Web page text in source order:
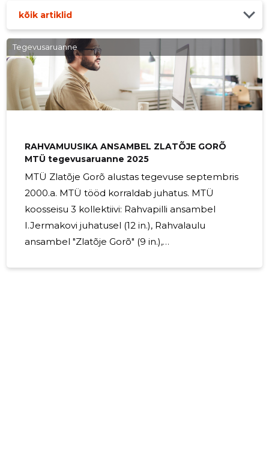
esinemistel. Kollektiivi esinemiste, kontsertide,
etenduste, võistluste, näituste jm publikule suunatud
tegevuste loetelu kuupäevade ja kohtadega (s.h.
välismaal): 20.03 Rahvusvaheline konkurss Leedus
Vilnius, Lietuva 50 in. 04.05 Konkurssi * Akordioni tähed*
Gala-kontsert Türi Kultuurimaja 250
kõik artiklid
Tegevusaruanne
RAHVAMUUSIKA ANSAMBEL ZLATÕJE GORÕ
MTÜ tegevusaruanne 2025
MTÜ Zlatõje Gorõ alustas tegevuse septembris
2000.a. MTÜ tööd korraldab juhatus. MTÜ
koosseisu 3 kollektiivi: Rahvapilli ansambel
I.Jermakovi juhatusel (12 in.), Rahvalaulu
ansambel "Zlatõje Gorõ" (9 in.),